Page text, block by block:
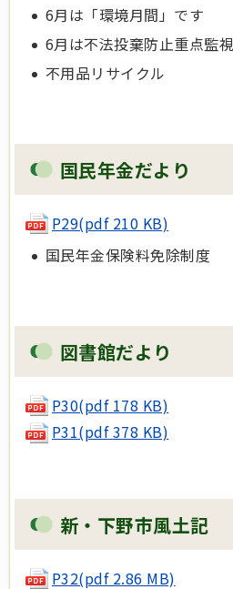
6月は「環境月間」です
6月は不法投棄防止重点監
不用品リサイクル
国民年金だより
P29(pdf 210 KB)
国民年金保険料免除制度
図書館だより
P30(pdf 178 KB)
P31(pdf 378 KB)
新・下野市風土記
P32(pdf 2.86 MB)